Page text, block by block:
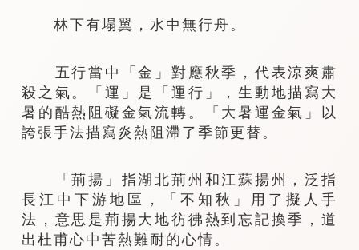
林下有塌翼，水中無行舟。
五行當中「金」對應秋季，代表涼爽肅
殺之氣。「運」是「運行」，生動地描寫大
暑的酷熱阻礙金氣流轉。「大暑運金氣」以
誇張手法描寫炎熱阻滯了季節更替。
「荊揚」指湖北荊州和江蘇揚州，泛指
長江中下游地區，「不知秋」用了擬人手
法，意思是荊揚大地彷彿熱到忘記換季，道
出杜甫心中苦熱難耐的心情。